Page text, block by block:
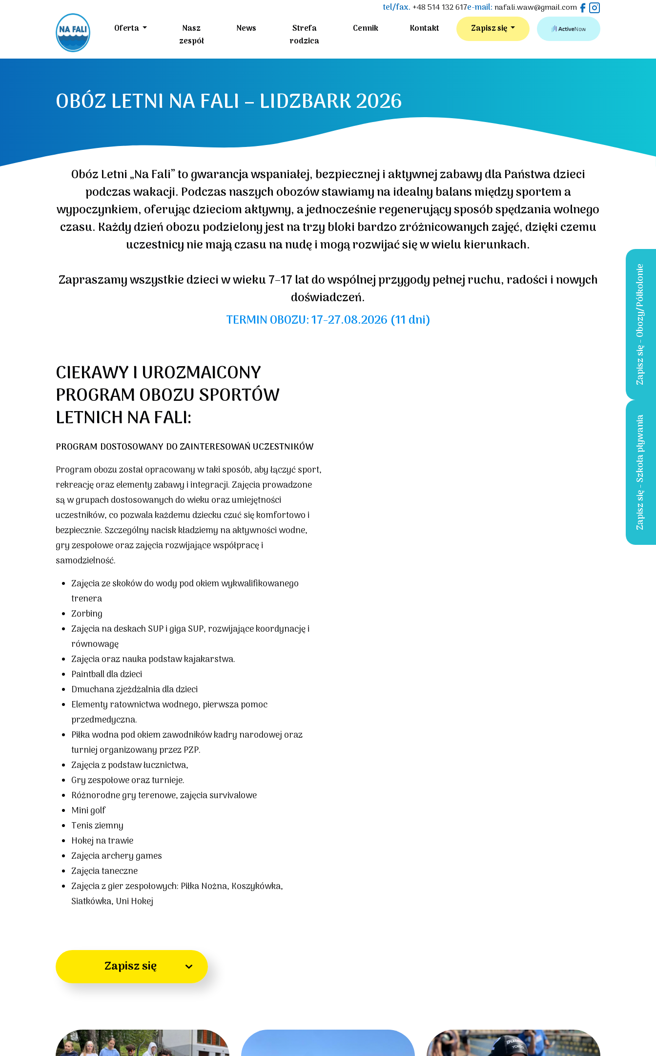
Zapisz się - Szkoła pływania
Zapisz się - Obozy/Półkolonie
tel/fax. +48 514 132 617e-mail:nafali.waw@gmail.com
Oferta
Nasz
zespół
News
Strefa
rodzica
Cennik Kontakt Zapisz się
OBÓZ LETNI NA FALI – LIDZBARK 2026
Obóz Letni „Na Fali” to gwarancja wspaniałej, bezpiecznej i aktywnej zabawy dla Państwa dzieci
podczas wakacji. Podczas naszych obozów stawiamy na idealny balans między sportem a
wypoczynkiem, oferując dzieciom aktywny, a jednocześnie regenerujący sposób spędzania wolnego
czasu. Każdy dzień obozu podzielony jest na trzy bloki bardzo zróżnicowanych zajęć, dzięki czemu
uczestnicy nie mają czasu na nudę i mogą rozwijać się w wielu kierunkach.
Zapraszamy wszystkie dzieci w wieku 7–17 lat do wspólnej przygody pełnej ruchu, radości i nowych
doświadczeń.
TERMIN OBOZU: 17-27.08.2026 (11 dni)
CIEKAWY I UROZMAICONY
PROGRAM OBOZU SPORTÓW
LETNICH NA FALI:
PROGRAM DOSTOSOWANY DO ZAINTERESOWAŃ UCZESTNIKÓW
Program obozu został opracowany w taki sposób, aby łączyć sport,
rekreację oraz elementy zabawy i integracji. Zajęcia prowadzone
są w grupach dostosowanych do wieku oraz umiejętności
uczestników, co pozwala każdemu dziecku czuć się komfortowo i
bezpiecznie. Szczególny nacisk kładziemy na aktywności wodne,
gry zespołowe oraz zajęcia rozwijające współpracę i
samodzielność.
Zajęcia ze skoków do wody pod okiem wykwalifikowanego
trenera
Zorbing
Zajęcia na deskach SUP i giga SUP, rozwijające koordynację i
równowagę
Zajęcia oraz nauka podstaw kajakarstwa.
Paintball dla dzieci
Dmuchana zjeżdżalnia dla dzieci
Elementy ratownictwa wodnego, pierwsza pomoc
przedmedyczna.
Piłka wodna pod okiem zawodników kadry narodowej oraz
turniej organizowany przez PZP.
Zajęcia z podstaw łucznictwa,
Gry zespołowe oraz turnieje.
Różnorodne gry terenowe, zajęcia survivalowe
Mini golf
Tenis ziemny
Hokej na trawie
Zajęcia archery games
Zajęcia taneczne
Zajęcia z gier zespołowych: Piłka Nożna, Koszykówka,
Siatkówka, Uni Hokej
Zapisz się